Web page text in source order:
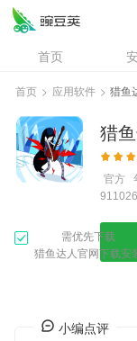
首页
资讯
问答
首页 > 应用软件 > 猎鱼
猎
官方
需优先下载
猎鱼达人官网下载安
小编点评